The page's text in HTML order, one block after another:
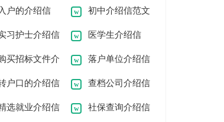
集十篇 介绍信
入户的介绍信 初中介绍信范文
习护士介绍信 医学生介绍信
买招标文件介 落户单位介绍信
[优秀]
户口的介绍信 查档公司介绍信
选就业介绍信 社保查询介绍信